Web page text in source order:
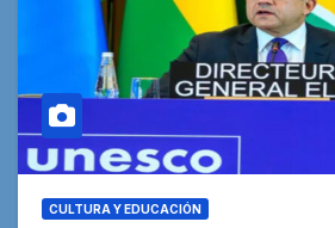
CULTURA Y EDUCACIÓN